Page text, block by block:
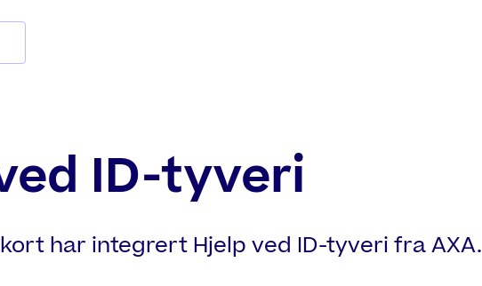
ID-tyveri
har integrert Hjelp ved ID-tyveri fra AXA.